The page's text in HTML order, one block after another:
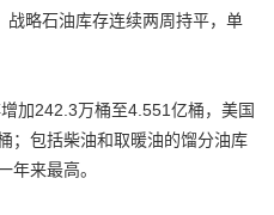
略石油库存连续两周持平，单
242.3万桶至4.551亿桶，美国
；包括柴油和取暖油的馏分油库
年来最高。